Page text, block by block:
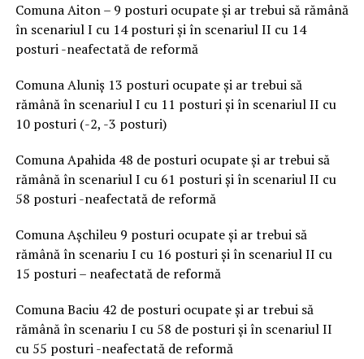
Comuna Aiton – 9 posturi ocupate și ar trebui să rămână
în scenariul I cu 14 posturi și în scenariul II cu 14
posturi -neafectată de reformă
Comuna Aluniș 13 posturi ocupate și ar trebui să
rămână în scenariul I cu 11 posturi și în scenariul II cu
10 posturi (-2, -3 posturi)
Comuna Apahida 48 de posturi ocupate și ar trebui să
rămână în scenariul I cu 61 posturi și în scenariul II cu
58 posturi -neafectată de reformă
Comuna Așchileu 9 posturi ocupate și ar trebui să
rămână în scenariu I cu 16 posturi și în scenariul II cu
15 posturi – neafectată de reformă
Comuna Baciu 42 de posturi ocupate și ar trebui să
rămână în scenariu I cu 58 de posturi și în scenariul II
cu 55 posturi -neafectată de reformă